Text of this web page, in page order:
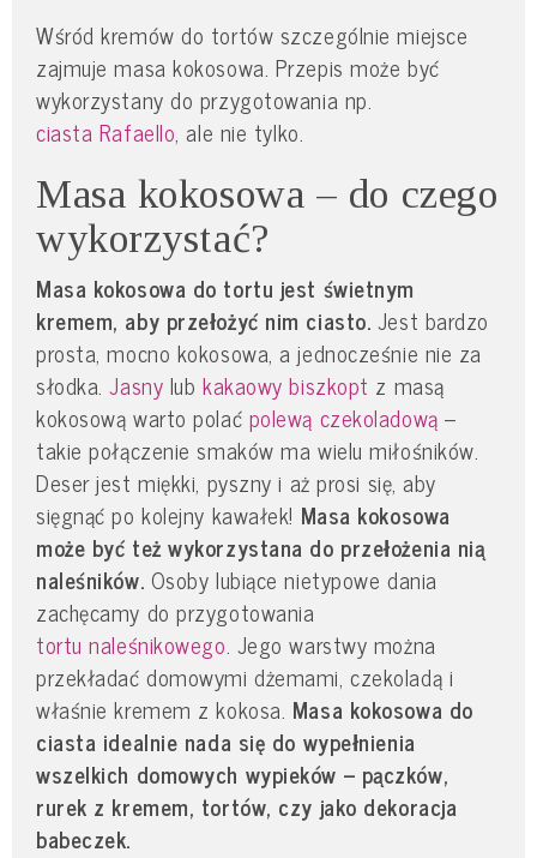
Wśród kremów do tortów szczególnie miejsce
zajmuje masa kokosowa. Przepis może być
wykorzystany do przygotowania np.
ciasta Rafaello, ale nie tylko.
Masa kokosowa – do czego
wykorzystać?
Masa kokosowa do tortu jest świetnym
kremem, aby przełożyć nim ciasto. Jest bardzo
prosta, mocno kokosowa, a jednocześnie nie za
słodka.Jasny lubkakaowy biszkopt z masą
kokosową warto polać polewą czekoladową –
takie połączenie smaków ma wielu miłośników.
Deser jest miękki, pyszny i aż prosi się, aby
sięgnąć po kolejny kawałek! Masa kokosowa
może być też wykorzystana do przełożenia nią
naleśników. Osoby lubiące nietypowe dania
zachęcamy do przygotowania
tortu naleśnikowego. Jego warstwy można
przekładać domowymi dżemami, czekoladą i
właśnie kremem z kokosa. Masa kokosowa do
ciasta idealnie nada się do wypełnienia
wszelkich domowych wypieków – pączków,
rurek z kremem, tortów, czy jako dekoracja
babeczek.